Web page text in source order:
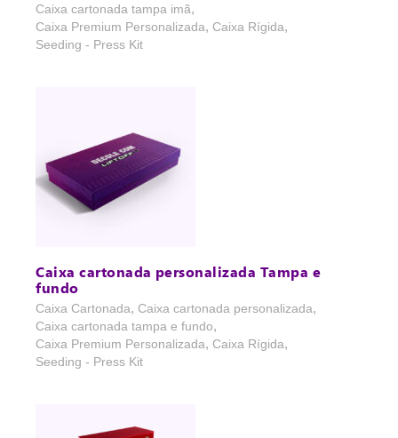
Caixa cartonada tampa imã,
Caixa Premium Personalizada, Caixa Rígida,
Seeding - Press Kit
Caixa cartonada personalizada Tampa e
fundo
Caixa Cartonada, Caixa cartonada personalizada,
Caixa cartonada tampa e fundo,
Caixa Premium Personalizada, Caixa Rígida,
Seeding - Press Kit